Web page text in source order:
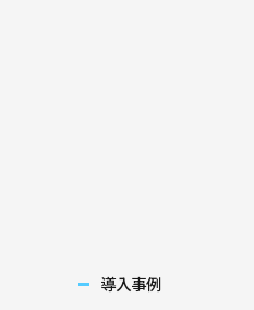
導入事例